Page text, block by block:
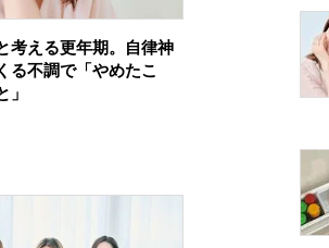
考える更年期。自律神
る不調で「やめたこ
」